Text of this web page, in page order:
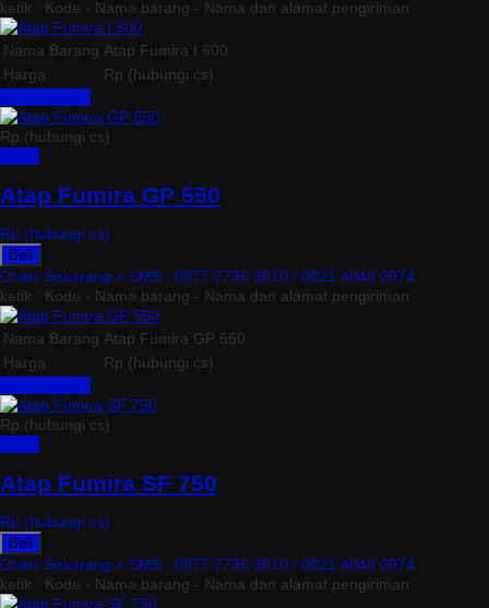
ketik : Kode - Nama barang - Nama dan alamat pengiriman
Nama Barang Atap Fumira I 600
Harga
Rp (hubungi cs)
Rp (hubungi cs)
Atap Fumira GP 550
Rp (hubungi cs)
Beli
Order Sekarang » SMS : 0877 7736 3510 / 0821 4048 0974
ketik : Kode - Nama barang - Nama dan alamat pengiriman
Nama Barang Atap Fumira GP 550
Harga
Rp (hubungi cs)
Rp (hubungi cs)
Atap Fumira SF 750
Rp (hubungi cs)
Beli
Order Sekarang » SMS : 0877 7736 3510 / 0821 4048 0974
ketik : Kode - Nama barang - Nama dan alamat pengiriman